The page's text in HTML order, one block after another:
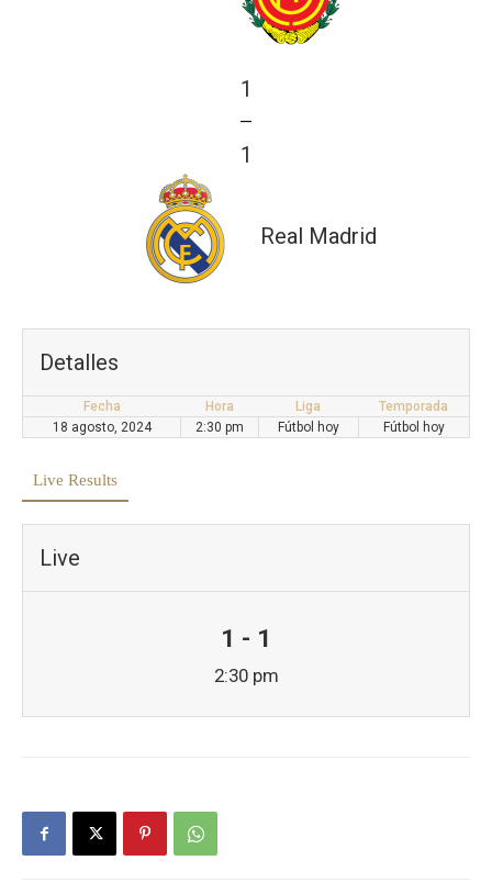
1
—
1
Real Madrid
Detalles
Fecha Hora Liga
Temporada
18 agosto, 2024
2:30 pm Fútbol hoy Fútbol hoy
Live Results
Live
1 - 1
2:30 pm